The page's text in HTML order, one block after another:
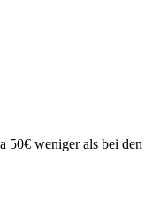
weniger als bei